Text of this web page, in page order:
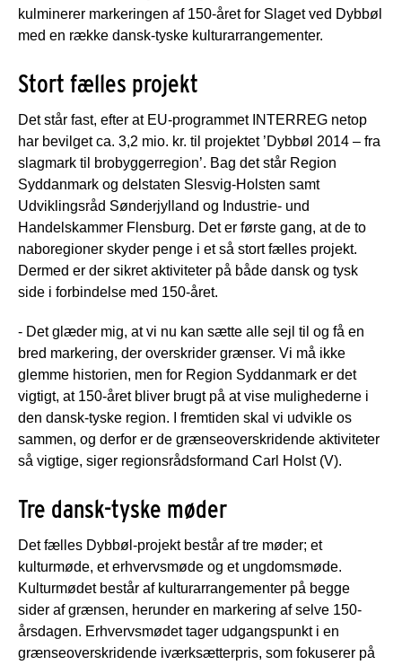
kulminerer markeringen af 150-året for Slaget ved Dybbøl
med en række dansk-tyske kulturarrangementer.
Stort fælles projekt
Det står fast, efter at EU-programmet INTERREG netop
har bevilget ca. 3,2 mio. kr. til projektet ’Dybbøl 2014 – fra
slagmark til brobyggerregion’. Bag det står Region
Syddanmark og delstaten Slesvig-Holsten samt
Udviklingsråd Sønderjylland og Industrie- und
Handelskammer Flensburg. Det er første gang, at de to
naboregioner skyder penge i et så stort fælles projekt.
Dermed er der sikret aktiviteter på både dansk og tysk
side i forbindelse med 150-året.
- Det glæder mig, at vi nu kan sætte alle sejl til og få en
bred markering, der overskrider grænser. Vi må ikke
glemme historien, men for Region Syddanmark er det
vigtigt, at 150-året bliver brugt på at vise mulighederne i
den dansk-tyske region. I fremtiden skal vi udvikle os
sammen, og derfor er de grænseoverskridende aktiviteter
så vigtige, siger regionsrådsformand Carl Holst (V).
Tre dansk-tyske møder
Det fælles Dybbøl-projekt består af tre møder; et
kulturmøde, et erhvervsmøde og et ungdomsmøde.
Kulturmødet består af kulturarrangementer på begge
sider af grænsen, herunder en markering af selve 150-
årsdagen. Erhvervsmødet tager udgangspunkt i en
grænseoverskridende iværksætterpris, som fokuserer på